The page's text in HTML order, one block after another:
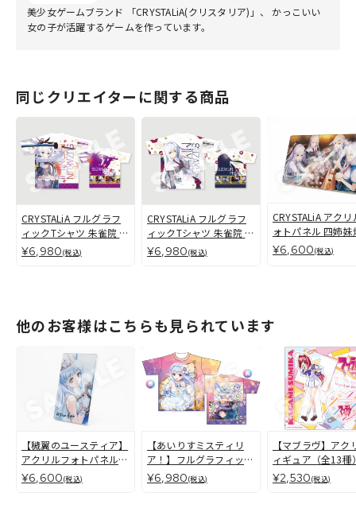
美少女ゲームブランド 「CRYSTALiA(クリスタリア)」、 かっこいい
女の子が活躍するゲームを作っています。
同じクリエイターに関する商品
CRYSTALiA フルグラフ
ィックTシャツ 朱雀院 紅
葉[L/XL]
¥6,980(税込)
CRYSTALiA フルグラフ
ィックTシャツ 朱雀院 都
子【朱雀四重奏】
¥6,980(税込)
CRYSTALiA アクリ
ォトパネル 四姉妹
肉【朱雀四重奏】
¥6,600(税込)
他のお客様はこちらも見られています
【穢翼のユースティア】
アクリルフォトパネル
聖女イレーヌ
¥6,600(税込)
【あいりすミスティリ
ア！】フルグラフィック
Tシャツ ユー
¥6,980(税込)
【マブラヴ】アク
ィギュア（全13種
¥2,530(税込)